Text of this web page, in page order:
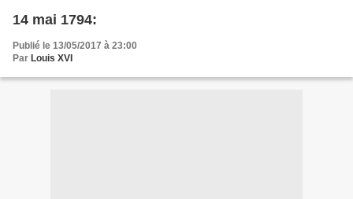
14 mai 1794:
Publié le 13/05/2017 à 23:00
Par Louis XVI